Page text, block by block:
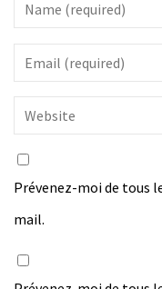
Prévenez-moi de tous
mail.